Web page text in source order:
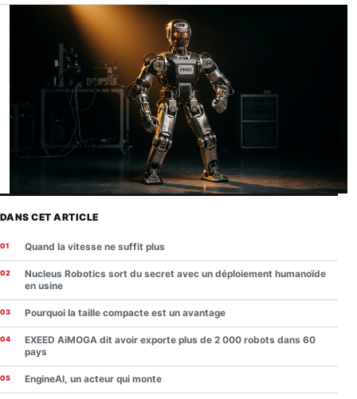
DANS CET ARTICLE
Quand la vitesse ne suffit plus
Nucleus Robotics sort du secret avec un déploiement humanoïde
en usine
Pourquoi la taille compacte est un avantage
EXEED AiMOGA dit avoir exporte plus de 2 000 robots dans 60
pays
EngineAI, un acteur qui monte